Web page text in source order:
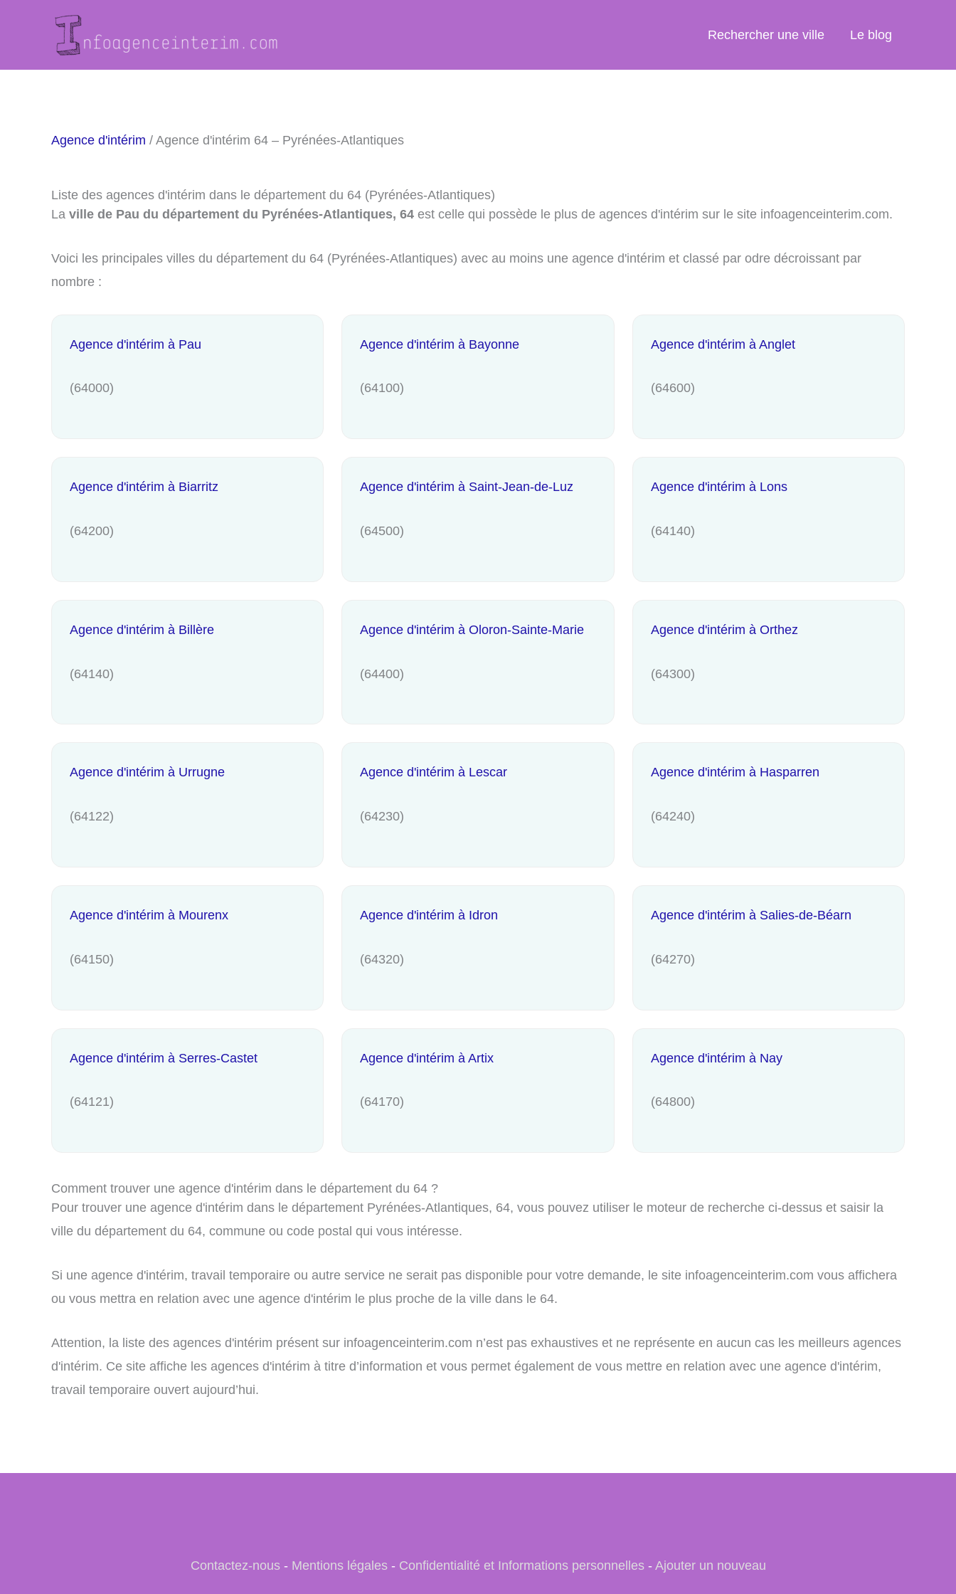
Rechercher une ville Le blog
Agence d'intérim / Agence d'intérim 64 – Pyrénées-Atlantiques
Liste des agences d'intérim dans le département du 64 (Pyrénées-Atlantiques)
La ville de Pau du département du Pyrénées-Atlantiques, 64 est celle qui possède le plus de agences d'intérim sur le site infoagenceinterim.com.
Voici les principales villes du département du 64 (Pyrénées-Atlantiques) avec au moins une agence d'intérim et classé par odre décroissant par
nombre :
Agence d'intérim à Pau
(64000)
Agence d'intérim à Bayonne
(64100)
Agence d'intérim à Anglet
(64600)
Agence d'intérim à Biarritz
(64200)
Agence d'intérim à Saint-Jean-de-Luz
(64500)
Agence d'intérim à Lons
(64140)
Agence d'intérim à Billère
(64140)
Agence d'intérim à Oloron-Sainte-Marie
(64400)
Agence d'intérim à Orthez
(64300)
Agence d'intérim à Urrugne
(64122)
Agence d'intérim à Lescar
(64230)
Agence d'intérim à Hasparren
(64240)
Agence d'intérim à Mourenx
(64150)
Agence d'intérim à Idron
(64320)
Agence d'intérim à Salies-de-Béarn
(64270)
Agence d'intérim à Serres-Castet
(64121)
Agence d'intérim à Artix
(64170)
Agence d'intérim à Nay
(64800)
Comment trouver une agence d'intérim dans le département du 64 ?
Pour trouver une agence d'intérim dans le département Pyrénées-Atlantiques, 64, vous pouvez utiliser le moteur de recherche ci-dessus et saisir la
ville du département du 64, commune ou code postal qui vous intéresse.
Si une agence d'intérim, travail temporaire ou autre service ne serait pas disponible pour votre demande, le site infoagenceinterim.com vous affichera
ou vous mettra en relation avec une agence d'intérim le plus proche de la ville dans le 64.
Attention, la liste des agences d'intérim présent sur infoagenceinterim.com n’est pas exhaustives et ne représente en aucun cas les meilleurs agences
d'intérim. Ce site affiche les agences d'intérim à titre d’information et vous permet également de vous mettre en relation avec une agence d'intérim,
travail temporaire ouvert aujourd’hui.
Contactez-nous- Mentions légales- Confidentialité et Informations personnelles- Ajouter un nouveau